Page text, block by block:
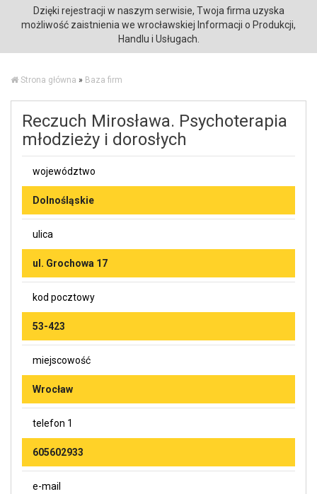
Dzięki rejestracji w naszym serwisie, Twoja firma uzyska
możliwość zaistnienia we wrocławskiej Informacji o Produkcji,
Handlu i Usługach.
Strona główna » Baza firm
Reczuch Mirosława. Psychoterapia
młodzieży i dorosłych
województwo
Dolnośląskie
ulica
ul. Grochowa 17
kod pocztowy
53-423
miejscowość
Wrocław
telefon 1
605602933
e-mail